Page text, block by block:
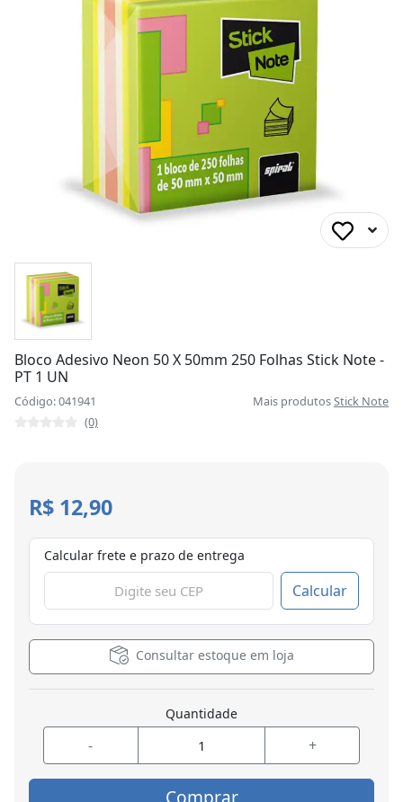
Bloco Adesivo Neon 50 X 50mm 250 Folhas Stick Note -
PT 1 UN
Código: 041941 Mais produtosStick Note
(0)
R$ 12,90
Calcular frete e prazo de entrega
Calcular
Consultar estoque em loja
Quantidade
- +
Comprar